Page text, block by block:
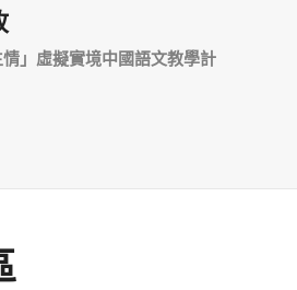
」虛擬實境中國語文教學計